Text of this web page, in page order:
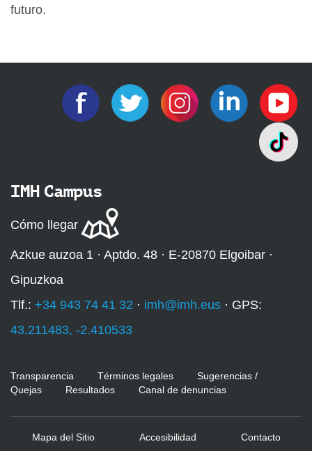
futuro.
IMH Campus
Cómo llegar
Azkue auzoa 1 · Aptdo. 48 · E-20870 Elgoibar ·
Gipuzkoa
Tlf.: +34 943 74 41 32 · imh@imh.eus · GPS:
43.211483, -2.410533
Transparencia Términos legales
Sugerencias /
Quejas
Resultados Canal de denuncias
Mapa del Sitio Accesibilidad Contacto